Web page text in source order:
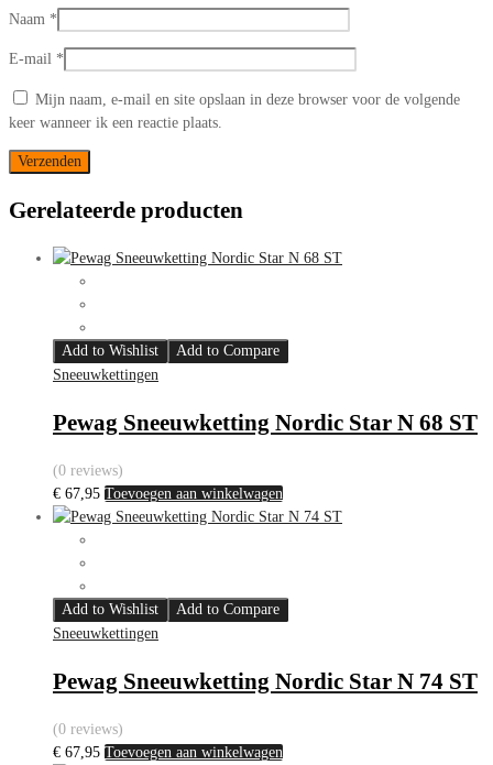
Naam *
E-mail *
Mijn naam, e-mail en site opslaan in deze browser voor de volgende
keer wanneer ik een reactie plaats.
Gerelateerde producten
Add to Wishlist
Add to Compare
Sneeuwkettingen
Pewag Sneeuwketting Nordic Star N 68 ST
(0 reviews)
€ 67,95 Toevoegen aan winkelwagen
Add to Wishlist
Add to Compare
Sneeuwkettingen
Pewag Sneeuwketting Nordic Star N 74 ST
(0 reviews)
€ 67,95 Toevoegen aan winkelwagen